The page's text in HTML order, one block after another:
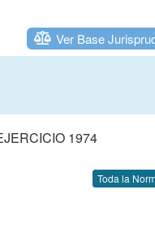
Ver Base
1974
Toda la